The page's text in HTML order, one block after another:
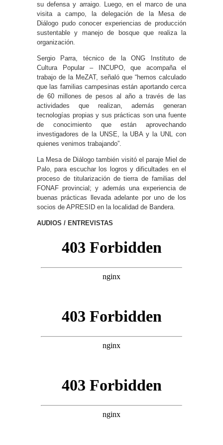
su defensa y arraigo. Luego, en el marco de una
visita a campo, la delegación de la Mesa de
Diálogo pudo conocer experiencias de producción
sustentable y manejo de bosque que realiza la
organización.
Sergio Parra, técnico de la ONG Instituto de
Cultura Popular – INCUPO, que acompaña el
trabajo de la MeZAT, señaló que “hemos calculado
que las familias campesinas están aportando cerca
de 60 millones de pesos al año a través de las
actividades que realizan, además generan
tecnologías propias y sus prácticas son una fuente
de conocimiento que están aprovechando
investigadores de la UNSE, la UBA y la UNL con
quienes venimos trabajando”.
La Mesa de Diálogo también visitó el paraje Miel de
Palo, para escuchar los logros y dificultades en el
proceso de titularización de tierra de familias del
FONAF provincial; y además una experiencia de
buenas prácticas llevada adelante por uno de los
socios de APRESID en la localidad de Bandera.
AUDIOS / ENTREVISTAS